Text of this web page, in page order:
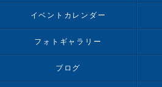
イベントカレンダー
フォトギャラリー
ブログ